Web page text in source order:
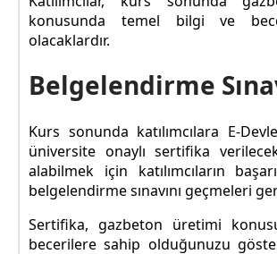
konusunda temel bilgi ve
olacaklardır.
Belgelendirme
Kurs sonunda katılımcılara E-
üniversite onaylı sertifika
alabilmek için katılımcıların
belgelendirme sınavını geçmeleri
Sertifika, gazbeton üretimi
becerilere sahip olduğunuzu